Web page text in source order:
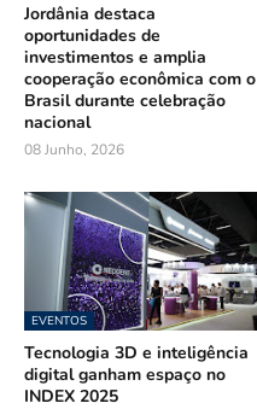
Jordânia destaca
oportunidades de
investimentos e amplia
cooperação econômica com o
Brasil durante celebração
nacional
08 Junho, 2026
EVENTOS
Tecnologia 3D e inteligência
digital ganham espaço no
INDEX 2025